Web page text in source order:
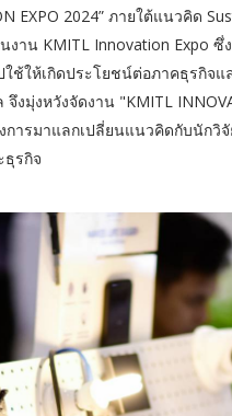
EXPO 2024” ภายใต้แนวคิด
าน KMITL Innovation Expo
ช้ให้เกิดประโยชน์ต่อภาคธุรกิจแ
มุ่งหวังจัดงาน "KMITL
ารมาแลกเปลี่ยนแนวคิดกับนักวิ
รกิจ